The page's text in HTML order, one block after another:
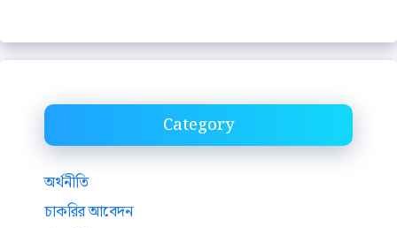
Category
অর্থনীতি
চাকরির আবেদন